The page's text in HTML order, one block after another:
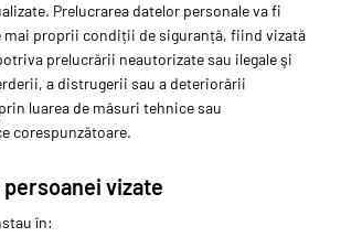
Prelucrarea datelor personale va fi
mai proprii condiții de siguranță, fiind vizată
prelucrării neautorizate sau ilegale şi
a distrugerii sau a deteriorării
luarea de măsuri tehnice sau
corespunzătoare.
persoanei vizate
în: